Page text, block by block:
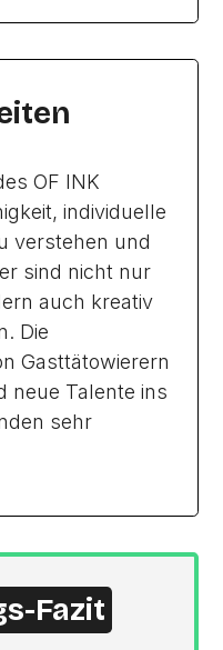
OF INK
individuelle
verstehen und
sind nicht nur
auch kreativ
Die
Gasttätowierern
neue Talente ins
sehr
Fazit